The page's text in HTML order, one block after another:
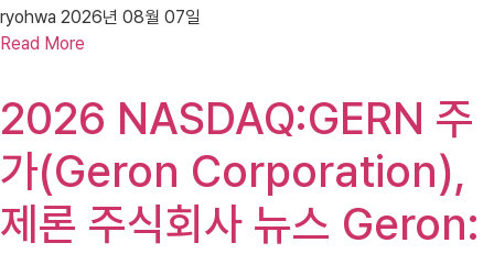
ryohwa 2026년 08월 07일
Read More
2026 NASDAQ:GERN 주
가(Geron Corporation),
제론 주식회사 뉴스 Geron: